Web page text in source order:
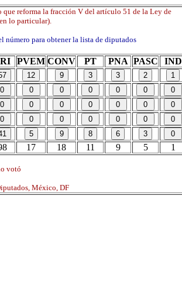
reforma la fracción V del artículo 51 de la Ley de
lo particular).
para obtener la lista de diputados
PVEM CONV PT PNA PASC
IND
17 18 11 9 5 1
votó
México, DF